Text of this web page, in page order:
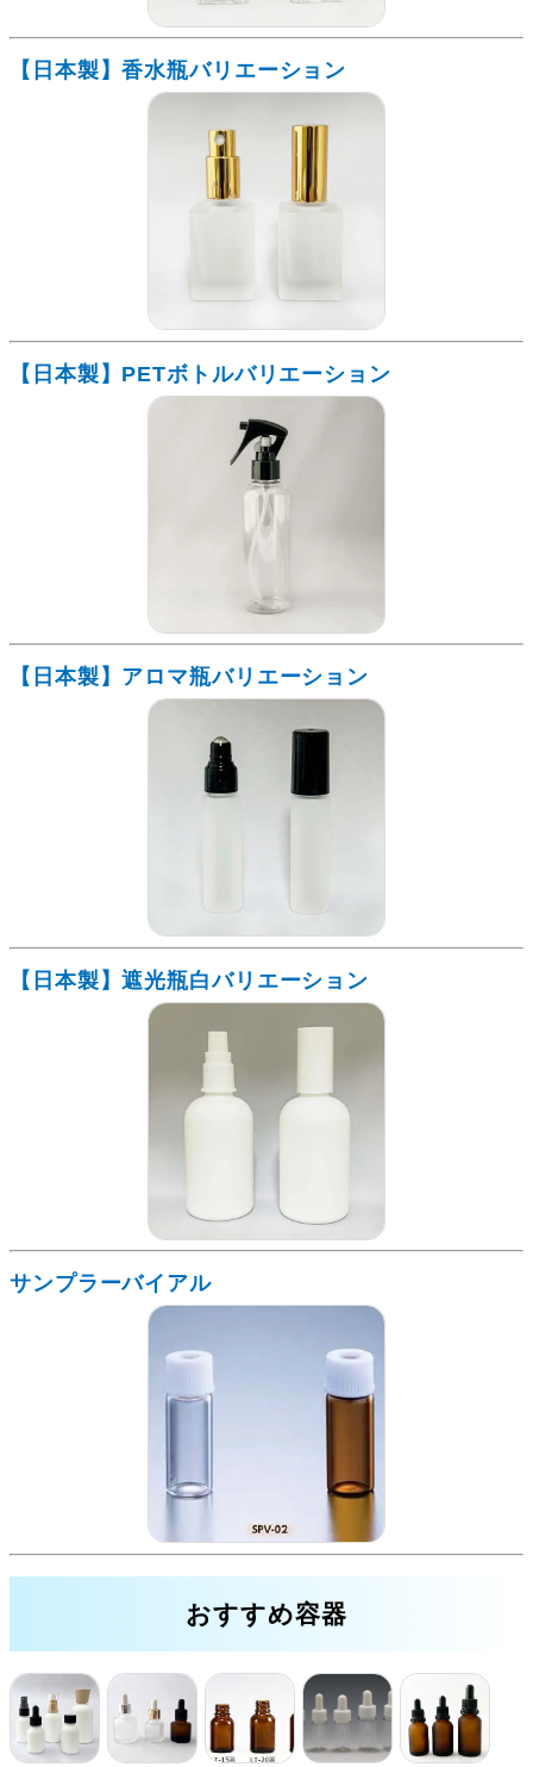
【日本製】香水瓶バリエーション
【日本製】PETボトルバリエーション
【日本製】アロマ瓶バリエーション
【日本製】遮光瓶白バリエーション
サンプラーバイアル
おすすめ容器